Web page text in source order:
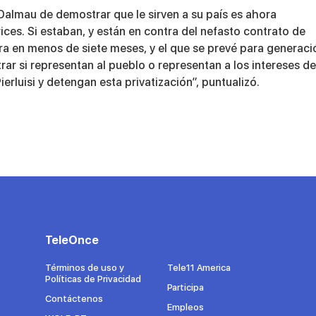
de demostrar que le sirven a su país es ahora
Si estaban, y están en contra del nefasto contrato de
en menos de siete meses, y el que se prevé para
si representan al pueblo o representan a los intereses de
y detengan esta privatización”, puntualizó.
TeleOnce
Términos de uso y
Políticas de Privacidad
Contáctenos
Tele11 America
Participa
Empleos